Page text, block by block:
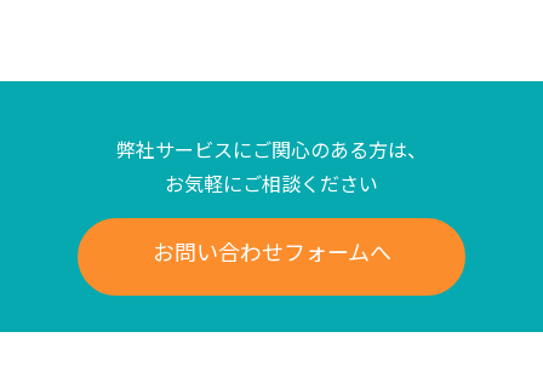
弊社サービスにご関心のある方は、
お気軽にご相談ください
お問い合わせフォームへ